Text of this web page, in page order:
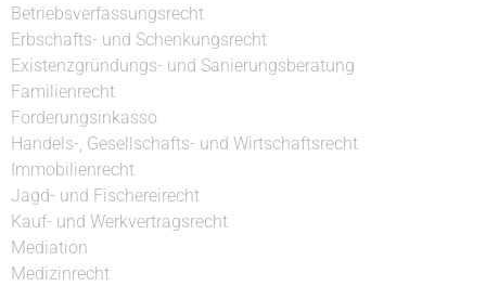
Betriebsverfassungsrecht
Erbschafts- und Schenkungsrecht
Existenzgründungs- und Sanierungsberatung
Familienrecht
Forderungsinkasso
Handels-, Gesellschafts- und Wirtschaftsrecht
Immobilienrecht
Jagd- und Fischereirecht
Kauf- und Werkvertragsrecht
Mediation
Medizinrecht